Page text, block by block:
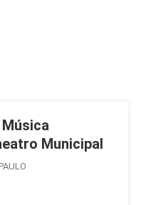
Música
Municipal